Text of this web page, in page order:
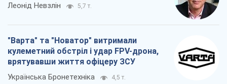
Леонід Невзлін 5,7 т.
"Варта" та "Новатор" витримали
кулеметний обстріл і удар FPV-дрона,
врятувавши життя офіцеру ЗСУ
Українська Бронетехніка 4,5 т.